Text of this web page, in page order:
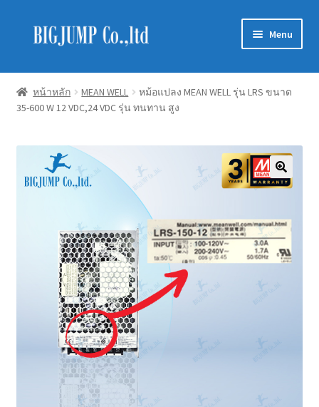
Skip
Skip
Menu
Schneider Electric
Philips Lighting
EVE Lighting
MEAN WELL
Marvel electric
หน้าหลัก MEAN WELL
หม้อแปลง MEAN WELL รุ่น LRS ขนาด
35-600 W 12 VDC,24 VDC รุ่น ทนทาน สูง